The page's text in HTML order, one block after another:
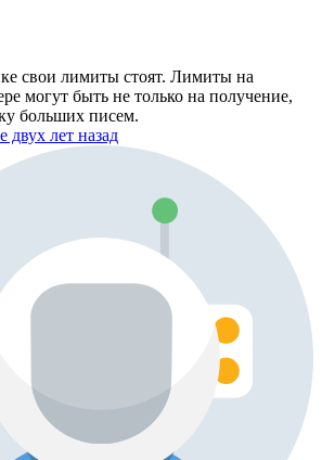
свои лимиты стоят. Лимиты на
могут быть не только на получение,
больших писем.
двух лет назад